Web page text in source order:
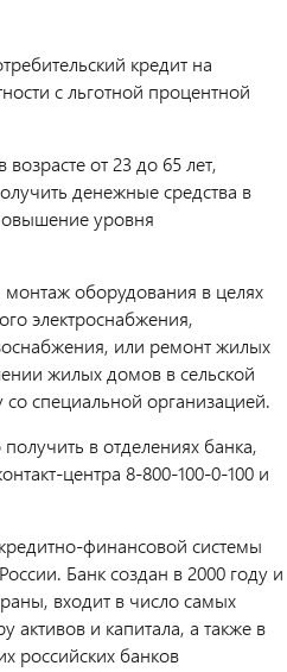
кредит на
с льготной процентной
от 23 до 65 лет,
денежные средства в
уровня
оборудования в целях
электроснабжения,
или ремонт жилых
жилых домов в сельской
специальной организацией.
в отделениях банка,
центра 8-800-100-0-100 и
финансовой системы
Банк создан в 2000 году и
входит в число самых
активов и капитала, а также в
российских банков